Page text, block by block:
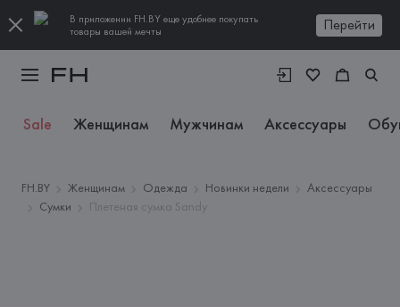
В приложении FH.BY еще удобнее покупать
товары вашей мечты
Перейти
Sale Женщинам Мужчинам Аксессуары
FH.BY Женщинам Одежда Новинки недели
Аксессуары
Сумки
Плетеная сумка Sandy